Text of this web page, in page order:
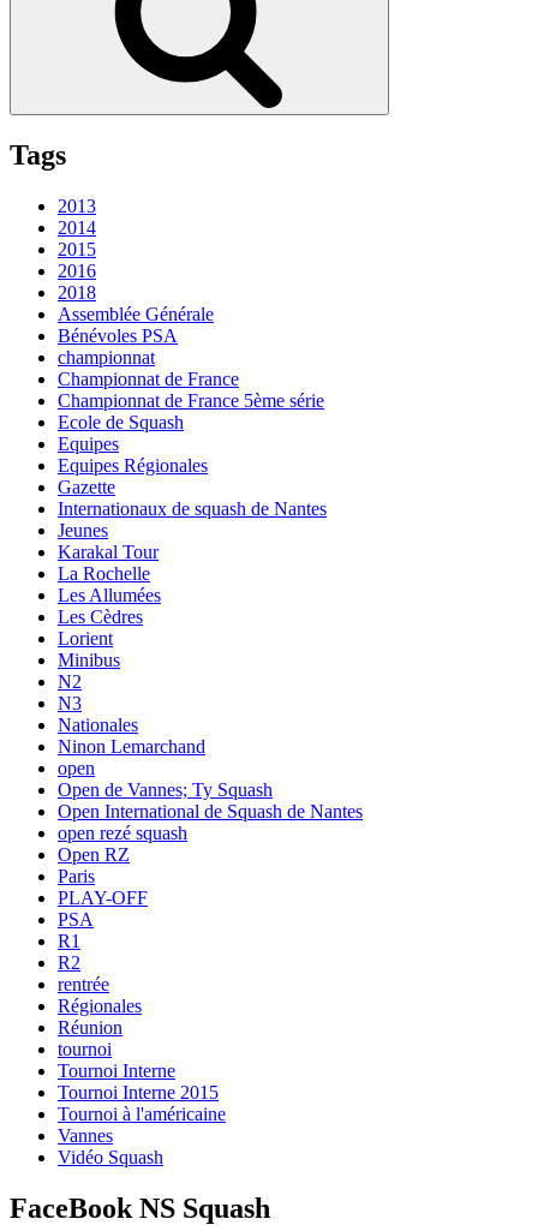
Tags
2013
2014
2015
2016
2018
Assemblée Générale
Bénévoles PSA
championnat
Championnat de France
Championnat de France 5ème série
Ecole de Squash
Equipes
Equipes Régionales
Gazette
Internationaux de squash de Nantes
Jeunes
Karakal Tour
La Rochelle
Les Allumées
Les Cèdres
Lorient
Minibus
N2
N3
Nationales
Ninon Lemarchand
open
Open de Vannes; Ty Squash
Open International de Squash de Nantes
open rezé squash
Open RZ
Paris
PLAY-OFF
PSA
R1
R2
rentrée
Régionales
Réunion
tournoi
Tournoi Interne
Tournoi Interne 2015
Tournoi à l'américaine
Vannes
Vidéo Squash
FaceBook NS Squash